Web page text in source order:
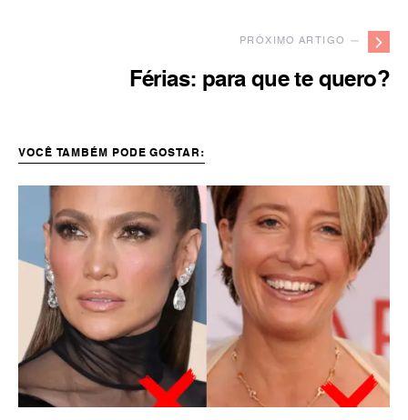
PRÓXIMO ARTIGO —
Férias: para que te quero?
VOCÊ TAMBÉM PODE GOSTAR: